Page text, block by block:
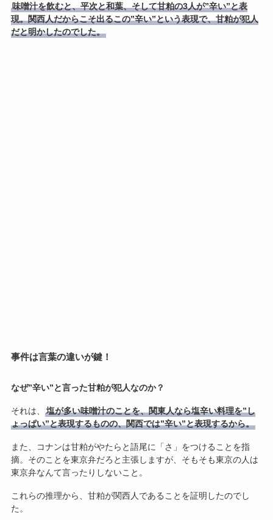
味噌汁を飲むと、平次と和葉、そして甘粕の3人が”辛い”と表
現。関西人だからこそ出るこの”辛い”という表現で、甘粕が犯人
だと明かしたのでした。
事件は言葉の違いが鍵！
なぜ”辛い”と言った甘粕が犯人なのか？
それは、
塩が多い味噌汁のことを、関東人なら塩辛い料理を”し
ょっぱい”と表現するものの、関西では”辛い”と表現するから。
また、コナンは甘粕がやたらと語尾に「さ」をつけることを指
摘。そのことを東京弁だろと主張しますが、そもそも東京の人は
東京弁なんて言ったりしないこと。
これらの推理から、甘粕が関西人であることを証明したのでし
た。